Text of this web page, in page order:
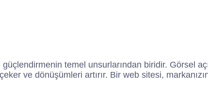
temel unsurlarından biridir. Görsel
ve dönüşümleri artırır. Bir web sitesi,